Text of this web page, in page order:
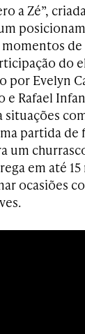
a Zé”,
momentos
do
por Evelyn
e Rafael
partida
um
em até
ocasiões